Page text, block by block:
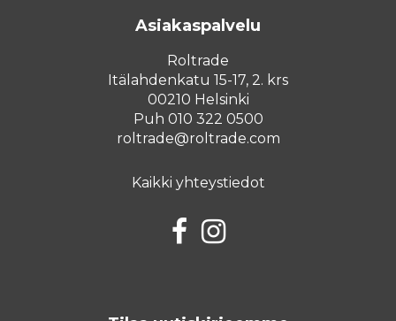
Asiakaspalvelu
Roltrade
Itälahdenkatu 15-17, 2. krs
00210 Helsinki
Puh 010 322 0500
roltrade@roltrade.com
Kaikki yhteystiedot
FacebookInstagram